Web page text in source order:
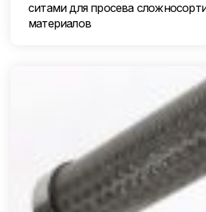
ситами для просева
материалов